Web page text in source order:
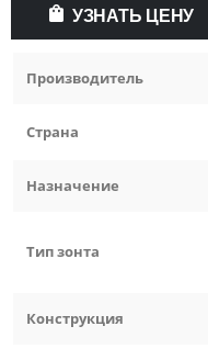
УЗНАТЬ ЦЕНУ
Производитель
Страна
Назначение
Тип зонта
Конструкция